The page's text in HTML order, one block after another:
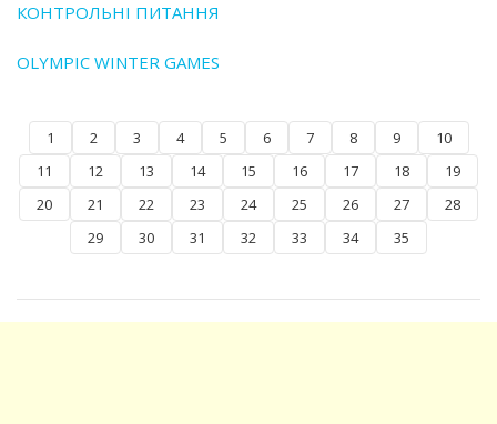
КОНТРОЛЬНІ ПИТАННЯ
OLYMPIC WINTER GAMES
1 2 3 4 5 6 7 8 9
10
11
12 13 14 15 16 17 18
19
20
21 22 23 24 25 26 27
28
29
30 31 32 33 34 35